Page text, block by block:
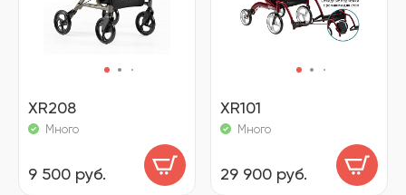
XR208
Много
9 500 руб.
XR101
Много
29 900 руб.